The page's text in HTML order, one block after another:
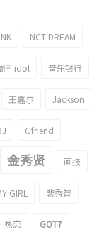
NCT DREAM
刊idol 音乐银行
王嘉尔 Jackson
Gfriend
金秀贤 画报
GIRL 裴秀智
热恋 GOT7